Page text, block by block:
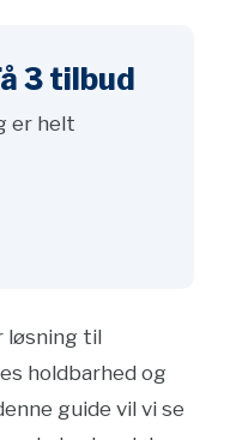
3 tilbud
er helt
løsning til
holdbarhed og
guide vil vi se